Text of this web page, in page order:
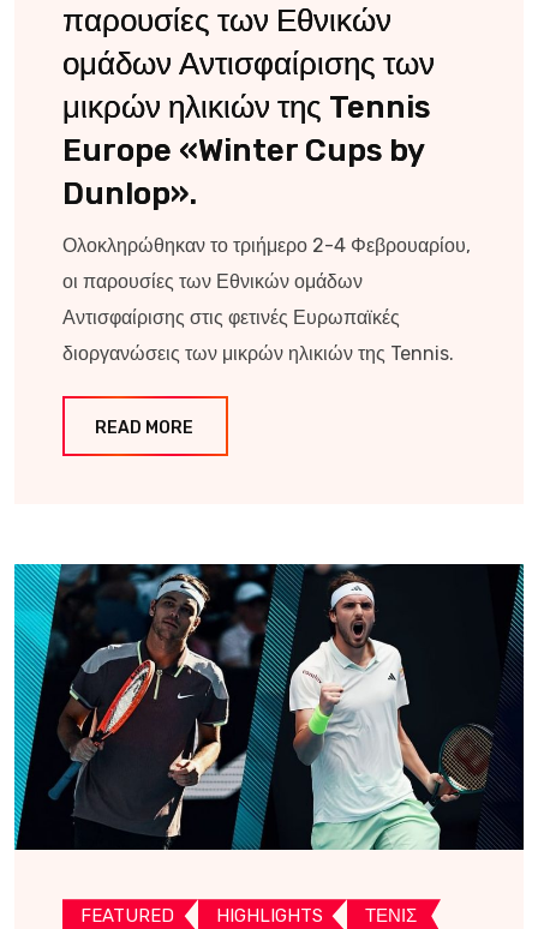
παρουσίες των Εθνικών
ομάδων Αντισφαίρισης των
μικρών ηλικιών της Tennis
Europe «Winter Cups by
Dunlop».
Ολοκληρώθηκαν το τριήμερο 2-4 Φεβρουαρίου,
οι παρουσίες των Εθνικών ομάδων
Αντισφαίρισης στις φετινές Ευρωπαϊκές
διοργανώσεις των μικρών ηλικιών της Tennis.
READ MORE
FEATURED HIGHLIGHTS ΤΕΝΙΣ